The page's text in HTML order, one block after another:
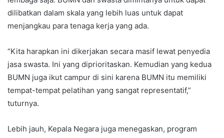
dilibatkan dalam skala yang lebih luas untuk dapat
menjangkau para tenaga kerja yang ada.
“Kita harapkan ini dikerjakan secara masif lewat penyedia
jasa swasta. Ini yang diprioritaskan. Kemudian yang kedua
BUMN juga ikut campur di sini karena BUMN itu memiliki
tempat-tempat pelatihan yang sangat representatif,”
tuturnya.
Lebih jauh, Kepala Negara juga menegaskan, program